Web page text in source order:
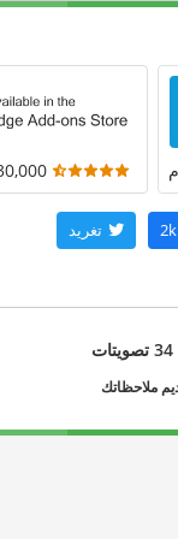
30,000+
2k تغريد
ملاحظاتك